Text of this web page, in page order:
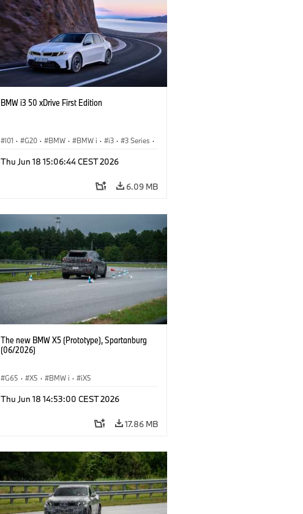
BMW i3 50 xDrive First Edition
I01 · G20 · BMW · BMW i · i3 · 3 Series ·
Thu Jun 18 15:06:44 CEST 2026
6.09 MB
The new BMW X5 (Prototype), Spartanburg
(06/2026)
G65 · X5 · BMW i · iX5
Thu Jun 18 14:53:00 CEST 2026
17.86 MB